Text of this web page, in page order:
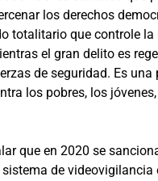
los derechos
totalitario que controle
el gran delito es
de seguridad. Es una
los pobres, los
que en 2020 se
de videovigilancia